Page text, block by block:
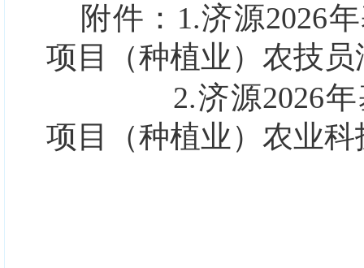
附件： 1.济源2026
项目（种植业）农技员
2.济源2026年
项目（种植业）农业